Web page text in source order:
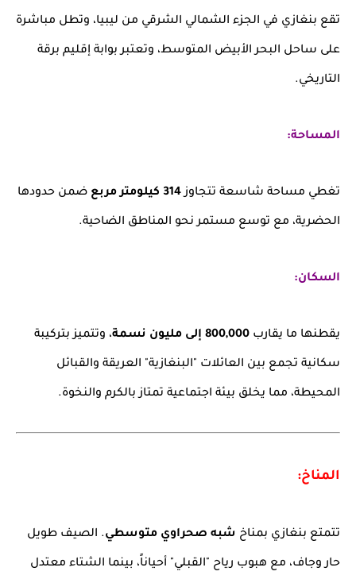
تقع بنغازي في الجزء الشمالي الشرقي من ليبيا، وتطل مباشرة
على ساحل البحر الأبيض المتوسط، وتعتبر بوابة إقليم برقة
التاريخي.
المساحة:
تغطي مساحة شاسعة تتجاوز314 كيلومتر مربع ضمن حدودها
الحضرية، مع توسع مستمر نحو المناطق الضاحية.
السكان:
يقطنها ما يقارب 800,000 إلى مليون نسمة ، وتتميز بتركيبة
سكانية تجمع بين العائلات "البنغازية" العريقة والقبائل
المحيطة، مما يخلق بيئة اجتماعية تمتاز بالكرم والنخوة.
المناخ:
تتمتع بنغازي بمناخ شبه صحراوي متوسطي. الصيف طويل
حار وجاف، مع هبوب رياح "القبلي" أحياناً، بينما الشتاء معتدل